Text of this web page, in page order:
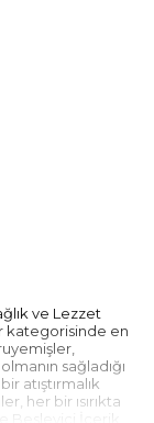
ve Lezzet
kategorisinde en
sağladığı
atıştırmalık
her bir ısırıkta
Besleyici İçerik